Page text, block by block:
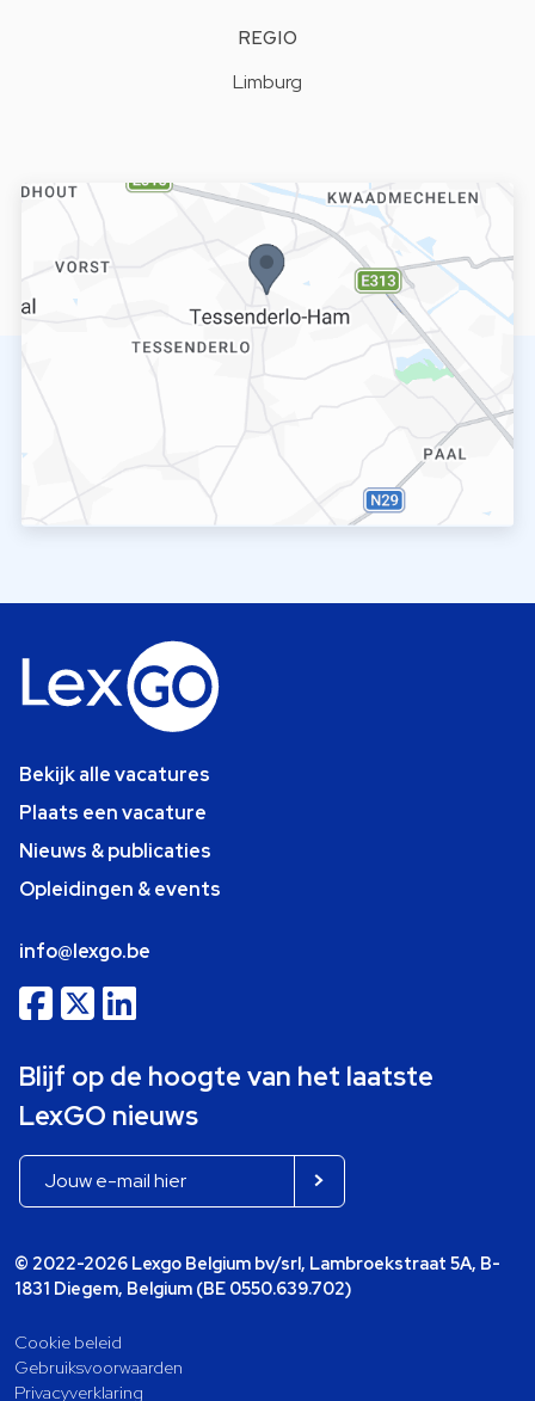
REGIO
Limburg
Bekijk alle vacatures
Plaats een vacature
Nieuws & publicaties
Opleidingen & events
info@lexgo.be
Blijf op de hoogte van het laatste
LexGO nieuws
© 2022-2026 Lexgo Belgium bv/srl, Lambroekstraat 5A, B-
1831 Diegem, Belgium (BE 0550.639.702)
Cookie beleid
Gebruiksvoorwaarden
Privacyverklaring